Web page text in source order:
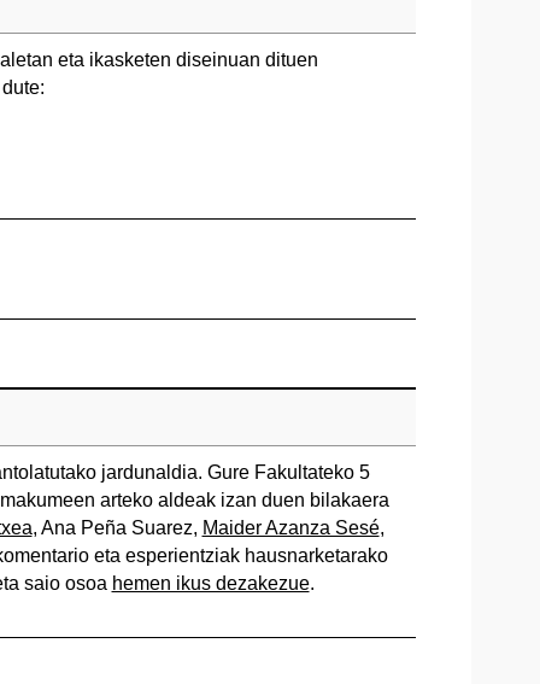
eta ikasketen diseinuan dituen
jardunaldia. Gure Fakultateko 5
arteko aldeak izan duen bilakaera
, Ana Peña Suarez, Maider Azanza Sesé,
eta esperientziak hausnarketarako
saio osoa hemen ikus dezakezue.